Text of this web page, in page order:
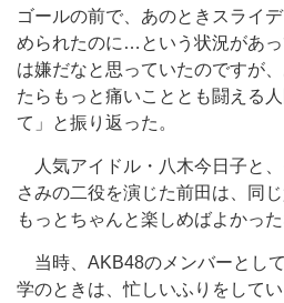
ゴールの前で、あのときスライ
められたのに…という状況があ
は嫌だなと思っていたのですが
たらもっと痛いこととも闘える
て」と振り返った。
人気アイドル・八木今日子と
さみの二役を演じた前田は、同
もっとちゃんと楽しめばよかった
当時、AKB48のメンバーとし
学のときは、忙しいふりをして